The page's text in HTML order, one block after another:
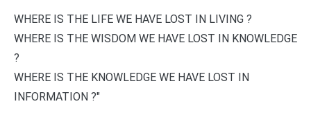
WHERE IS THE LIFE WE HAVE LOST IN LIVING ?
WHERE IS THE WISDOM WE HAVE LOST IN KNOWLEDGE
?
WHERE IS THE KNOWLEDGE WE HAVE LOST IN
INFORMATION ?"